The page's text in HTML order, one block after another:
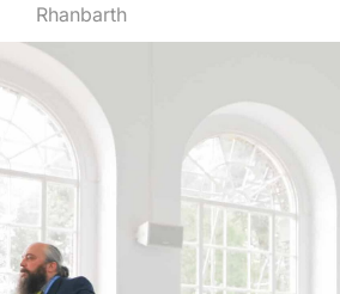
Rhanbarth